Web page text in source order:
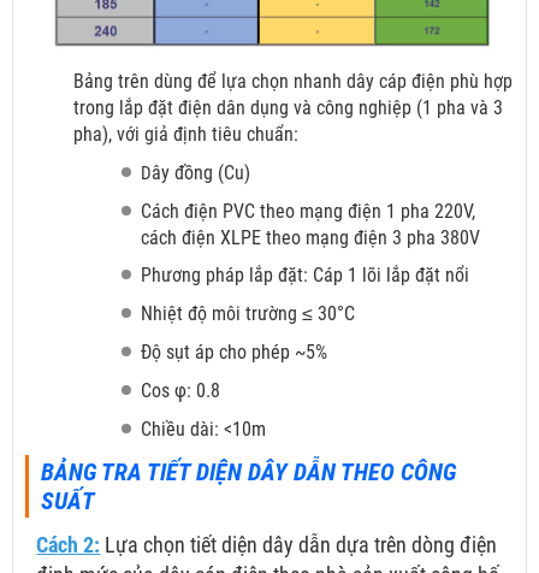
Bảng trên dùng để lựa chọn nhanh dây cáp điện phù hợp
trong lắp đặt điện dân dụng và công nghiệp (1 pha và 3
pha), với giả định tiêu chuẩn:
Dây đồng (Cu)
Cách điện PVC theo mạng điện 1 pha 220V,
cách điện XLPE theo mạng điện 3 pha 380V
Phương pháp lắp đặt: Cáp 1 lõi lắp đặt nổi
Nhiệt độ môi trường ≤ 30°C
Độ sụt áp cho phép ~5%
Cos φ: 0.8
Chiều dài: <10m
BẢNG TRA TIẾT DIỆN DÂY DẪN THEO CÔNG
SUẤT
Cách 2: Lựa chọn tiết diện dây dẫn dựa trên dòng điện